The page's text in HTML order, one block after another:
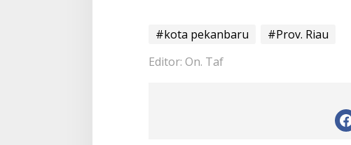
#kota pekanbaru
#Prov. Riau
Editor: On. Taf